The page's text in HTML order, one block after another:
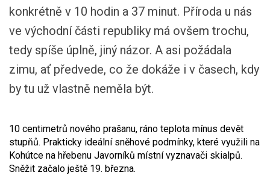
konkrétně v 10 hodin a 37 minut. Příroda u nás
ve východní části republiky má ovšem trochu,
tedy spíše úplně, jiný názor. A asi požádala
zimu, ať předvede, co že dokáže i v časech, kdy
by tu už vlastně neměla být.
10 centimetrů nového prašanu, ráno teplota mínus devět
stupňů. Prakticky ideální sněhové podmínky, které využili na
Kohútce na hřebenu Javorníků místní vyznavači skialpů.
Sněžit začalo ještě 19. března.